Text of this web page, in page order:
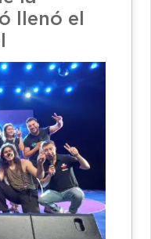
llenó el